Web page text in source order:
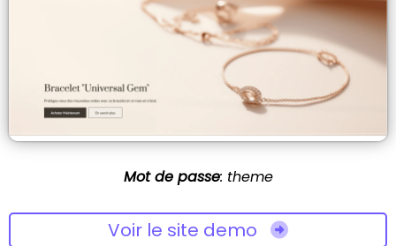
Mot de passe: theme
Voir le site demo